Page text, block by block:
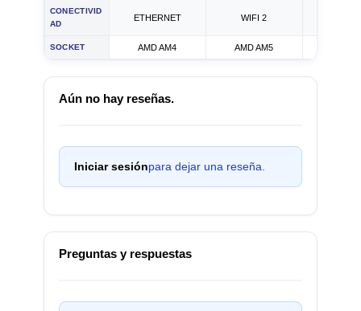
CONECTIVID
AD
ETHERNET WIFI 2
SOCKET AMD AM4 AMD AM5
Aún no hay reseñas.
Iniciar sesiónpara dejar una reseña.
Preguntas y respuestas